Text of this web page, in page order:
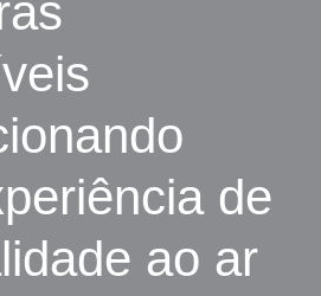
de
ao ar